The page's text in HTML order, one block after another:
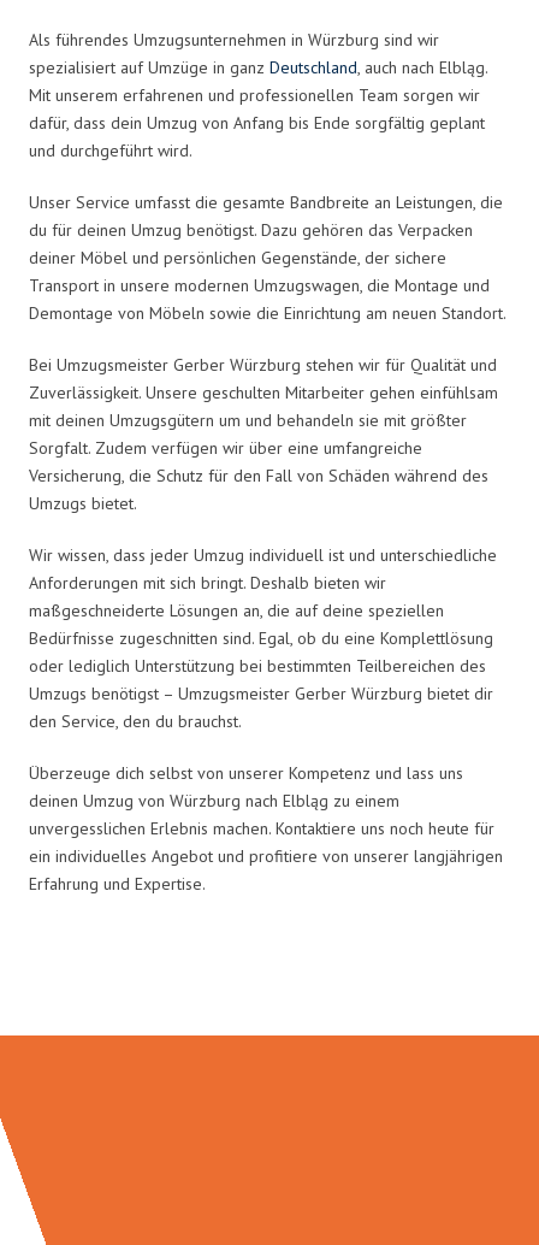
Als führendes Umzugsunternehmen in Würzburg sind wir
spezialisiert auf Umzüge in ganz Deutschland, auch nach Elbląg.
Mit unserem erfahrenen und professionellen Team sorgen wir
dafür, dass dein Umzug von Anfang bis Ende sorgfältig geplant
und durchgeführt wird.
Unser Service umfasst die gesamte Bandbreite an Leistungen, die
du für deinen Umzug benötigst. Dazu gehören das Verpacken
deiner Möbel und persönlichen Gegenstände, der sichere
Transport in unsere modernen Umzugswagen, die Montage und
Demontage von Möbeln sowie die Einrichtung am neuen Standort.
Bei Umzugsmeister Gerber Würzburg stehen wir für Qualität und
Zuverlässigkeit. Unsere geschulten Mitarbeiter gehen einfühlsam
mit deinen Umzugsgütern um und behandeln sie mit größter
Sorgfalt. Zudem verfügen wir über eine umfangreiche
Versicherung, die Schutz für den Fall von Schäden während des
Umzugs bietet.
Wir wissen, dass jeder Umzug individuell ist und unterschiedliche
Anforderungen mit sich bringt. Deshalb bieten wir
maßgeschneiderte Lösungen an, die auf deine speziellen
Bedürfnisse zugeschnitten sind. Egal, ob du eine Komplettlösung
oder lediglich Unterstützung bei bestimmten Teilbereichen des
Umzugs benötigst – Umzugsmeister Gerber Würzburg bietet dir
den Service, den du brauchst.
Überzeuge dich selbst von unserer Kompetenz und lass uns
deinen Umzug von Würzburg nach Elbląg zu einem
unvergesslichen Erlebnis machen. Kontaktiere uns noch heute für
ein individuelles Angebot und profitiere von unserer langjährigen
Erfahrung und Expertise.